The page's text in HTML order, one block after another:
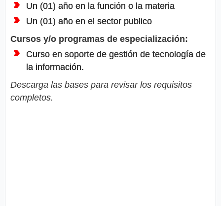
Un (01) año en la función o la materia
Un (01) año en el sector publico
Cursos y/o programas de especialización:
Curso en soporte de gestión de tecnología de
la información.
Descarga las bases para revisar los requisitos
completos.